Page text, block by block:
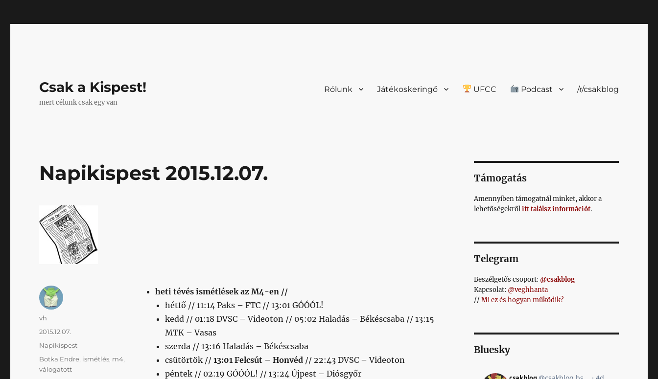
Csak a Kispest!
mert célunk csak egy van
Rólunk Játékoskeringő UFCC Podcast /r/csakblog
Napikispest 2015.12.07.
heti tévés ismétlések az M4-en //
hétfő // 11:14 Paks – FTC // 13:01 GÓÓÓL!
kedd // 01:18 DVSC – Videoton // 05:02 Haladás – Békéscsaba // 13:15
MTK – Vasas
szerda // 13:16 Haladás – Békéscsaba
csütörtök // 13:01 Felcsút – Honvéd// 22:43 DVSC – Videoton
péntek // 02:19 GÓÓÓL! // 13:24 Újpest – Diósgyőr
Szerző
vh
Közzétéve
2015.12.07.
Kategória
Napikispest
Címke
Botka Endre, ismétlés, m4,
válogatott
Támogatás
Amennyiben támogatnál minket, akkor a
lehetőségekrőlitt találsz információt.
Telegram
Beszélgetős csoport: @csakblog
Kapcsolat: @veghhanta
// Mi ez és hogyan működik?
Bluesky